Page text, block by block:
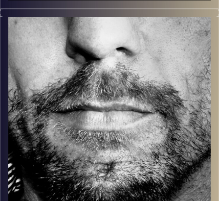
זיפים, מוזיקה מחוספסת של הופעות חיות. הרבה ג'אם, רוק,
בלוז, bluegrass, ג'אז, Fאנק, פרוגרסיב ואפילו אלקטרוניקה.
כל מה שחי, אמיתי ונושם.
עם שמוליק רגב.
קרדיט תמונות: David Goehring